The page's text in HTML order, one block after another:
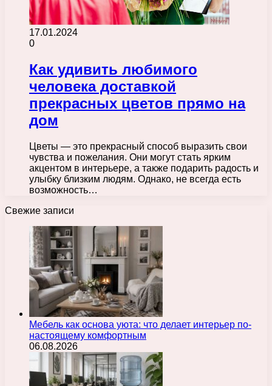
17.01.2024
0
Как удивить любимого
человека доставкой
прекрасных цветов прямо на
дом
Цветы — это прекрасный способ выразить свои
чувства и пожелания. Они могут стать ярким
акцентом в интерьере, а также подарить радость и
улыбку близким людям. Однако, не всегда есть
возможность…
Свежие записи
Мебель как основа уюта: что делает интерьер по-
настоящему комфортным
06.08.2026